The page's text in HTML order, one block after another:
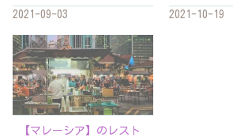
2021-09-03 2021-10-19
【マレーシア】のレスト